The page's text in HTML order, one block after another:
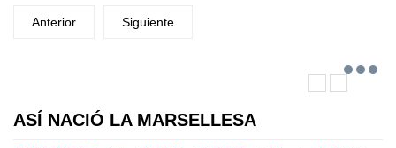
Anterior Siguiente
ASÍ NACIÓ LA MARSELLESA